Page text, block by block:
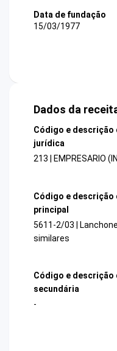
Data de fundação
15/03/1977
Dados da
Código e descrição
jurídica
213 | EMPRESARIO
Código e descrição
principal
5611-2/03 |
similares
Código e descrição
secundária
-